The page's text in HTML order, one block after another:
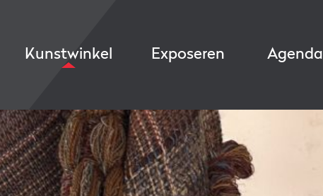
Kunstwinkel Exposeren Agenda